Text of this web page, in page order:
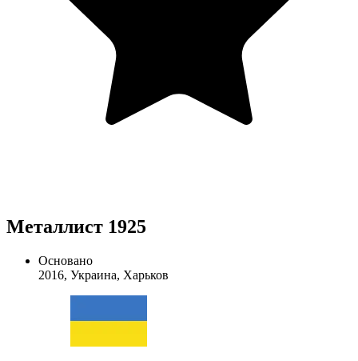
Металлист 1925
Основано
2016, Украина, Харьков